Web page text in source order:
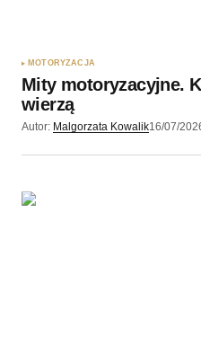
MOTORYZACJA
Mity motoryzacyjne.
wierzą
Autor: Malgorzata Kowalik16/07/